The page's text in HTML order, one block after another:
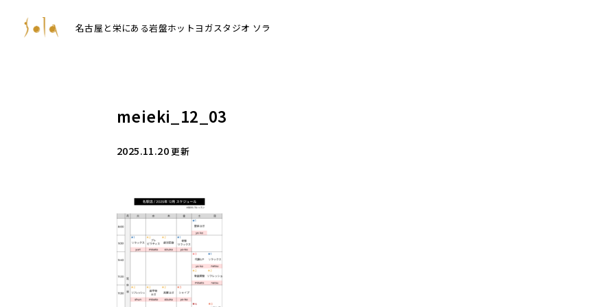
名古屋と栄にある岩盤ホットヨガスタジオ ソラ
meieki_12_03
2025.11.20更新